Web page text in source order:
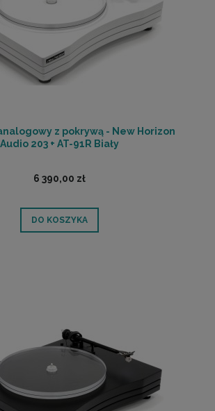
z pokrywą - New Horizon
Audio 203 + AT-91R Biały
6 390,00 zł
DO KOSZYKA